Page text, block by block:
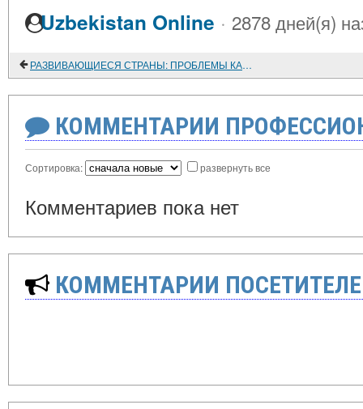
Uzbekistan Online · 2878 дней(я)
РАЗВИВАЮЩИЕСЯ СТРАНЫ: ПРОБЛЕМЫ КАПИТАЛИСТИЧЕСКОЙ ЭВОЛЮЦИИ ОТНОШЕНИИ ГОРОДА И ДЕРЕВНИ
КОММЕНТАРИИ
Сортировка: развернуть все
Комментариев пока нет
КОММЕНТАРИИ